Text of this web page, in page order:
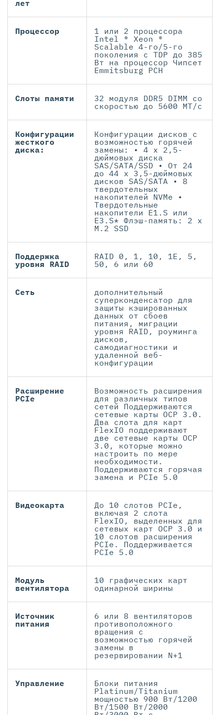
лет
Процессор
1 или 2 процессора
Intel ® Xeon ®
Scalable 4-го/5-го
поколения с TDP до 385
Вт на процессор Чипсет
Emmitsburg PCH
Слоты памяти
32 модуля DDR5 DIMM со
скоростью до 5600 МТ/с
Конфигурации
жесткого
диска:
Конфигурации дисков с
возможностью горячей
замены: • 4 x 2,5-
дюймовых диска
SAS/SATA/SSD • От 24
до 44 x 3,5-дюймовых
дисков SAS/SATA • 8
твердотельных
накопителей NVMe •
Твердотельные
накопители E1.S или
E3.S* Флэш-память: 2 x
M.2 SSD
Поддержка
уровня RAID
RAID 0, 1, 10, 1E, 5,
50, 6 или 60
Сеть
дополнительный
суперконденсатор для
защиты кэшированных
данных от сбоев
питания, миграции
уровня RAID, роуминга
дисков,
самодиагностики и
удаленной веб-
конфигурации
Расширение
PCIe
Возможность расширения
для различных типов
сетей Поддерживаются
сетевые карты OCP 3.0.
Два слота для карт
FlexIO поддерживают
две сетевые карты OCP
3.0, которые можно
настроить по мере
необходимости.
Поддерживаются горячая
замена и PCIe 5.0
Видеокарта
До 10 слотов PCIe,
включая 2 слота
FlexIO, выделенных для
сетевых карт OCP 3.0 и
10 слотов расширения
PCIe. Поддерживается
PCIe 5.0
Модуль
вентилятора
10 графических карт
одинарной ширины
Источник
питания
6 или 8 вентиляторов
противоположного
вращения с
возможностью горячей
замены в
резервировании N+1
Управление
Блоки питания
Platinum/Titanium
мощностью 900 Вт/1200
Вт/1500 Вт/2000